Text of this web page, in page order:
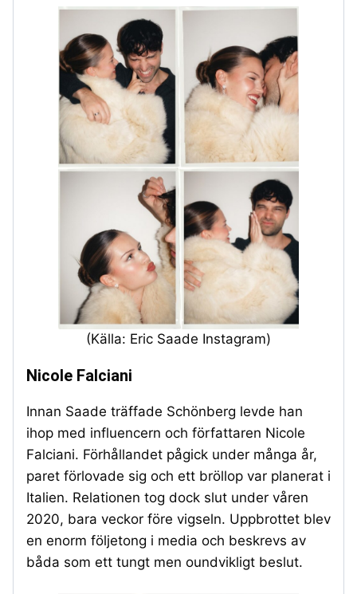
(Källa: Eric Saade Instagram)
Nicole Falciani
Innan Saade träffade Schönberg levde han
ihop med influencern och författaren Nicole
Falciani. Förhållandet pågick under många år,
paret förlovade sig och ett bröllop var planerat i
Italien. Relationen tog dock slut under våren
2020, bara veckor före vigseln. Uppbrottet blev
en enorm följetong i media och beskrevs av
båda som ett tungt men oundvikligt beslut.